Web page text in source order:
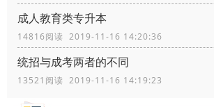
成人教育类专升本
14816阅读 2019-11-16 14:20:36
统招与成考两者的不同
13521阅读 2019-11-16 14:19:23